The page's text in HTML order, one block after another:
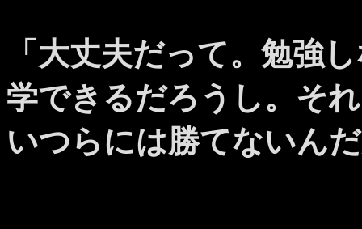
「大丈夫だって。勉強
学できるだろうし。そ
いつらには勝てないん